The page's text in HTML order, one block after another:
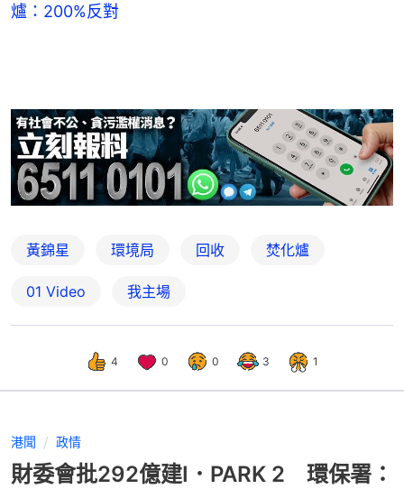
爐：200%反對
黃錦星 環境局 回收 焚化爐
01 Video 我主場
4 0 0 3 1
港聞 政情
財委會批292億建I．PARK 2 環保署：